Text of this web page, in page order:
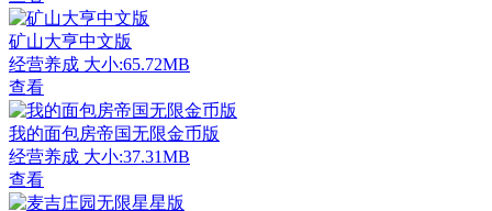
矿山大亨中文版
经营养成 大小:65.72MB
查看
我的面包房帝国无限金币版
经营养成 大小:37.31MB
查看